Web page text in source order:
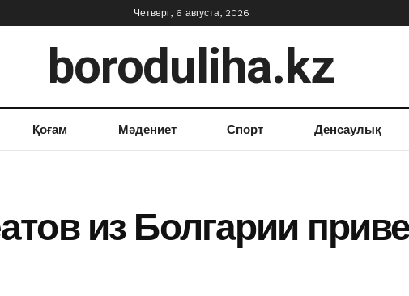
Четверг, 6 августа, 2026
boroduliha.kz
Қоғам Мәдениет Спорт Денсаулық
из Болгарии